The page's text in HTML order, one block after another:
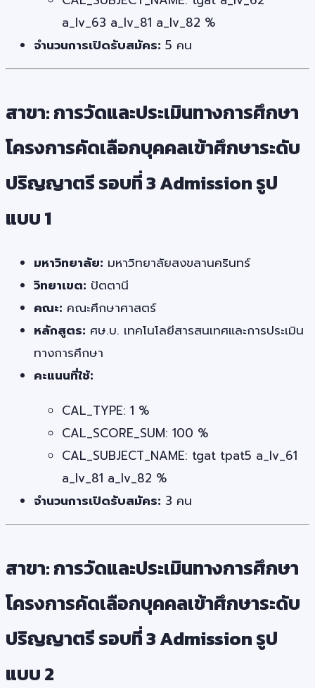
a_lv_63 a_lv_81 a_lv_82 %
จำนวนการเปิดรับสมัคร: 5 คน
สาขา: การวัดและประเมินทางการศึกษา
โครงการคัดเลือกบุคคลเข้าศึกษาระดับ
ปริญญาตรี รอบที่ 3 Admission รูป
แบบ 1
มหาวิทยาลัย: มหาวิทยาลัยสงขลานครินทร์
วิทยาเขต: ปัตตานี
คณะ: คณะศึกษาศาสตร์
หลักสูตร: ศษ.บ. เทคโนโลยีสารสนเทศและการประเมิน
ทางการศึกษา
คะแนนที่ใช้:
CAL_TYPE: 1 %
CAL_SCORE_SUM: 100 %
CAL_SUBJECT_NAME: tgat tpat5 a_lv_61
a_lv_81 a_lv_82 %
จำนวนการเปิดรับสมัคร: 3 คน
สาขา: การวัดและประเมินทางการศึกษา
โครงการคัดเลือกบุคคลเข้าศึกษาระดับ
ปริญญาตรี รอบที่ 3 Admission รูป
แบบ 2